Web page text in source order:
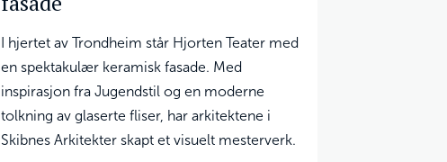
I hjertet av Trondheim står Hjorten Teater med
en spektakulær keramisk fasade. Med
inspirasjon fra Jugendstil og en moderne
tolkning av glaserte fliser, har arkitektene i
Skibnes Arkitekter skapt et visuelt mesterverk.